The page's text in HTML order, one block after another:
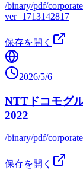
/binary/pdf/
ver=1713142817
保存を開く
2026/5/6
NTTドコモグ
2022
/binary/pdf/
保存を開く